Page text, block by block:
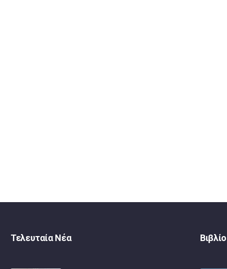
Τελευταία Νέα Βιβλίο